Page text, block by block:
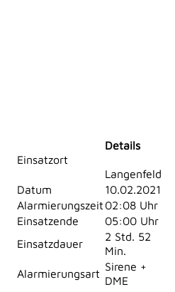
Einsatzort
Details
Langenfeld
Datum
10.02.2021
Alarmierungszeit 02:08 Uhr
Einsatzende
05:00 Uhr
Einsatzdauer
2 Std. 52
Min.
Alarmierungsart
Sirene +
DME